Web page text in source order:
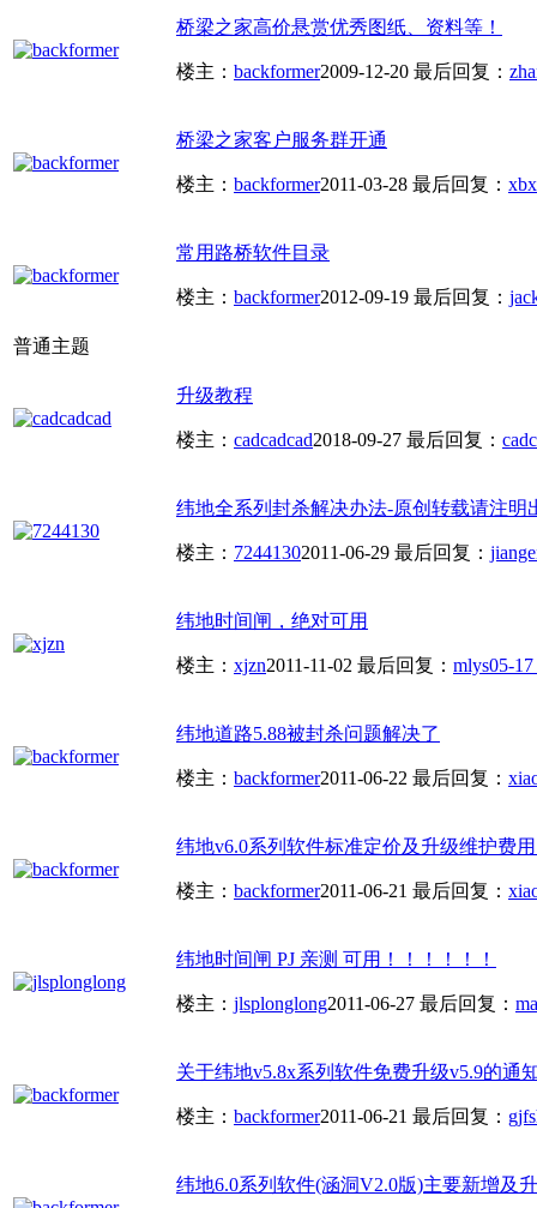
桥梁之家高价悬赏优秀图纸、资料等！
楼主： backformer2009-12-20 最后回复：
桥梁之家客户服务群开通
楼主： backformer2011-03-28 最后回复：
常用路桥软件目录
楼主： backformer2012-09-19 最后回复：
普通主题
升级教程
楼主： cadcadcad2018-09-27 最后回复：
纬地全系列封杀解决办法-原创转载请注明
楼主： 72441302011-06-29 最后回复：
纬地时间闸，绝对可用
楼主： xjzn2011-11-02 最后回复： mlys05-
纬地道路5.88被封杀问题解决了
楼主： backformer2011-06-22 最后回复：
纬地v6.0系列软件标准定价及升级维护费
楼主： backformer2011-06-21 最后回复：
纬地时间闸 PJ 亲测 可用！！！！！！
楼主： jlsplonglong2011-06-27 最后回复：
关于纬地v5.8x系列软件免费升级v5.9的通
楼主： backformer2011-06-21 最后回复：
纬地6.0系列软件(涵洞V2.0版)主要新增及